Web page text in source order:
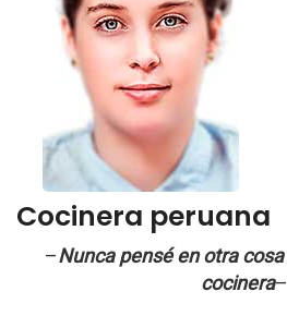
Cocinera peruana
–Nunca pensé en otra
cocinera–